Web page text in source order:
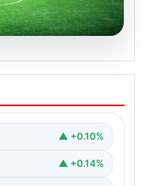
Lyon
Anları
▲ +0.10%
▲ +0.14%